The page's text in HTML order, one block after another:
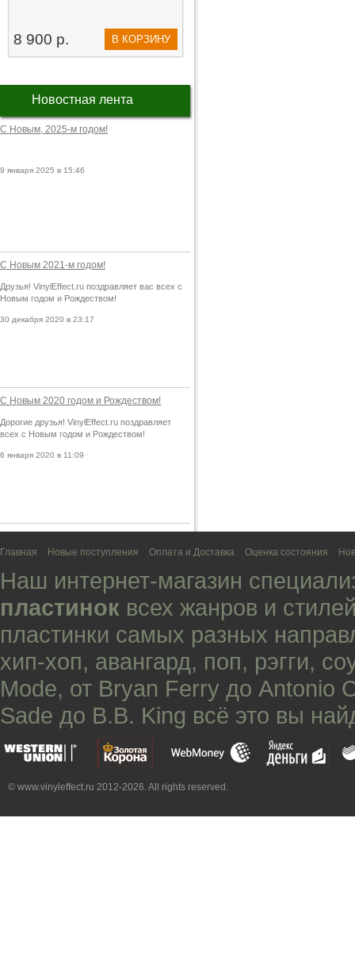
8 900 р. В КОРЗИНУ
Новостная лента
С Новым, 2025-м годом!
9 января 2025 в 15:46
С Новым 2021-м годом!
Друзья! VinylEffect.ru поздравляет вас всех с
Новым годом и Рождеством!
30 декабря 2020 в 23:17
С Новым 2020 годом и Рождеством!
Дорогие друзья! VinylEffect.ru поздравляет
всех с Новым годом и Рождеством!
6 января 2020 в 11:09
Главная Новые поступления Оплата и Доставка Оценка состояния
Наш интернет-магазин
пластинок всех жанров и
пластинки самых разных
хип-хоп, авангард, поп, рэгги,
Mode, от Bryan Ferry до Antonio
Sade до B.B. King всё это вы
© www.vinyleffect.ru 2012-2026. All rights reserved.